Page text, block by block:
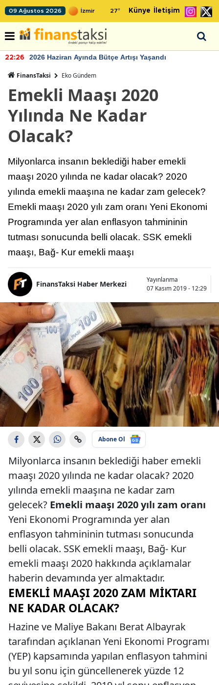
09 Ağustos 2026 27° Künye İletişim
22:26 2026 Haziran Ayında Bütçe Artışı Yaşandı
FinansTaksi Eko Gündem
Emekli Maaşı 2020
Yılında Ne Kadar
Olacak?
Milyonlarca insanın beklediği haber emekli
maaşı 2020 yılında ne kadar olacak? 2020
yılında emekli maaşına ne kadar zam gelecek?
Emekli maaşı 2020 yılı zam oranı Yeni Ekonomi
Programında yer alan enflasyon tahmininin
tutması sonucunda belli olacak. SSK emekli
maaşı, Bağ- Kur emekli maaşı
FinansTaksi Haber Merkezi
Yayınlanma
07 Kasım 2019 - 12:29
Abone Ol
Milyonlarca insanın beklediği haber emekli
maaşı 2020 yılında ne kadar olacak? 2020
yılında emekli maaşına ne kadar zam
gelecek? Emekli maaşı 2020 yılı zam oranı
Yeni Ekonomi Programında yer alan
enflasyon tahmininin tutması sonucunda
belli olacak. SSK emekli maaşı, Bağ- Kur
emekli maaşı 2020 hakkında açıklamalar
haberin devamında yer almaktadır.
EMEKLI MAAŞI 2020 ZAM MIKTARI
NE KADAR OLACAK?
Hazine ve Maliye Bakanı Berat Albayrak
tarafından açıklanan Yeni Ekonomi Programı
(YEP) kapsamında yapılan enflasyon tahmini
bu yıl sonu için güncellenerek yüzde 12